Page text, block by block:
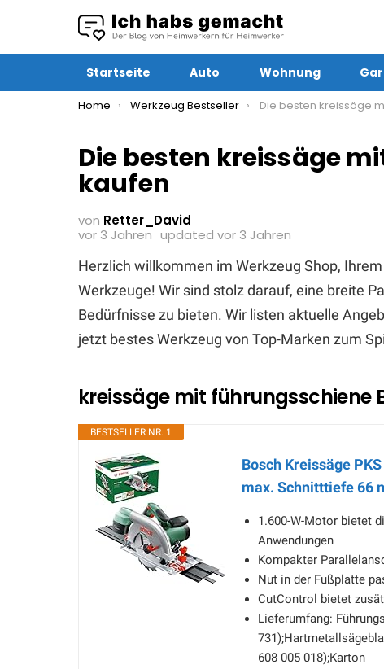
Startseite Auto Wohnung
You are here:
Home Werkzeug Bestseller Die besten kreissäge mit
Die besten kreissäge
kaufen
von Retter_David
vor 3 Jahren updated vor 3 Jahren
Herzlich willkommen im Werkzeug Shop,
Werkzeuge! Wir sind stolz darauf, eine breite
Bedürfnisse zu bieten. Wir listen aktuelle
jetzt bestes Werkzeug von Top-Marken zum
kreissäge mit führungsschiene
BESTSELLER NR. 1
Bosch Kreissäge
max. Schnitttiefe 66
1.600-W-Motor bietet
Anwendungen
Kompakter
Nut in der Fußplatte
CutControl bietet
Lieferumfang:
608 005 018);Karton